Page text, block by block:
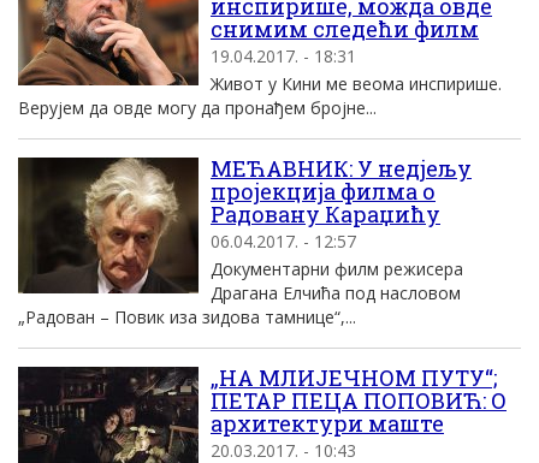
инспирише, можда овде
снимим следећи филм
19.04.2017. - 18:31
Живот у Кини ме веома инспирише.
Верујем да овде могу да пронађем бројне...
МЕЋАВНИК: У недјељу
пројекција филма о
Радовану Караџићу
06.04.2017. - 12:57
Документарни филм режисера
Драгана Елчића под насловом
„Радован – Повик иза зидова тамнице“,...
„НА МЛИЈЕЧНОМ ПУТУ“;
ПЕТАР ПЕЦА ПОПОВИЋ: О
архитектури маште
20.03.2017. - 10:43